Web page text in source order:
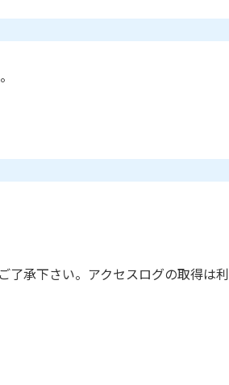
了承下さい。アクセスログの取得は